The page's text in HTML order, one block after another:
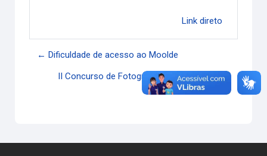
Link direto
← Dificuldade de acesso ao Moolde
II Concurso de Fotografia - Regulamento →